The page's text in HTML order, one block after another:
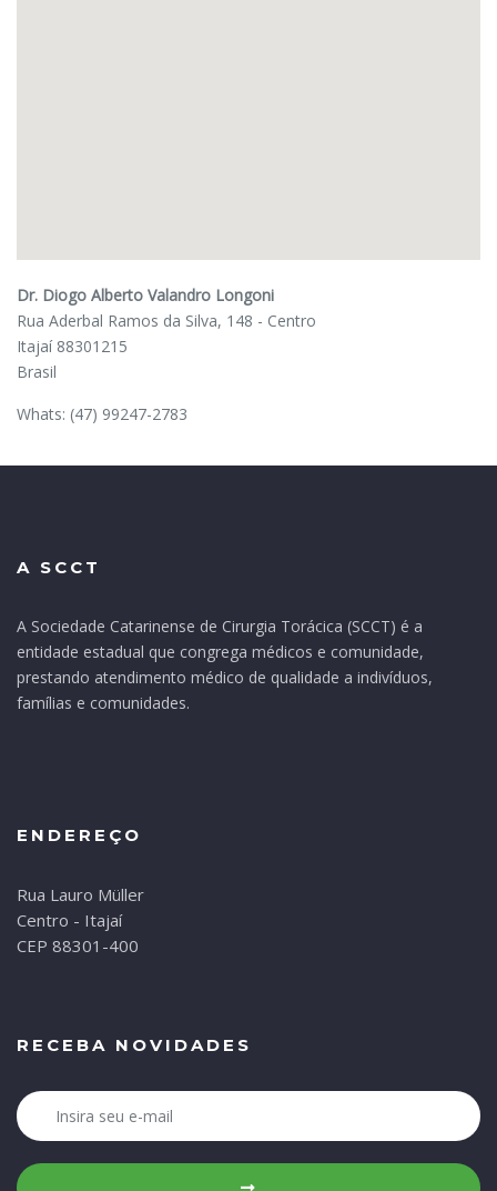
Dr. Diogo Alberto Valandro Longoni
Rua Aderbal Ramos da Silva, 148 - Centro
Itajaí 88301215
Brasil
Whats: (47) 99247-2783
A SCCT
A Sociedade Catarinense de Cirurgia Torácica (SCCT) é a
entidade estadual que congrega médicos e comunidade,
prestando atendimento médico de qualidade a indivíduos,
famílias e comunidades.
ENDEREÇO
Rua Lauro Müller
Centro - Itajaí
CEP 88301-400
RECEBA NOVIDADES